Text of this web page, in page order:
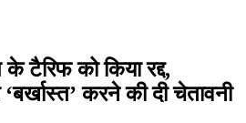
टैरिफ को किया रद्द,
करने की दी चेतावनी